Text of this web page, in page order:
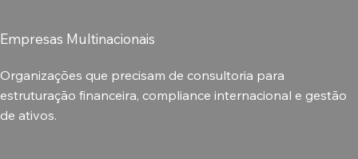
Organizações que precisam de consultoria para
estruturação financeira, compliance internacional e gestão
de ativos.
Empresas Multinacionais